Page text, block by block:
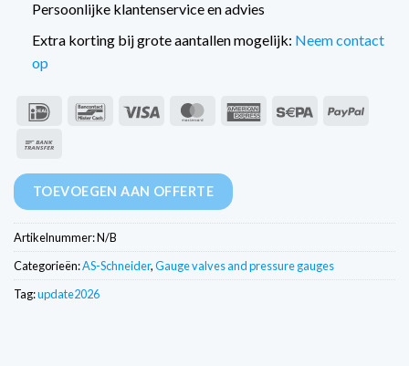
Persoonlijke klantenservice en advies
Extra korting bij grote aantallen mogelijk: Neem contact
op
IDeal BancontactVisa MasterCardAmerican Sepa
PayPal
TOEVOEGEN AAN OFFERTE
Artikelnummer:N/B
Categorieën:AS-Schneider,Gauge valves and pressure gauges
Tag:update2026